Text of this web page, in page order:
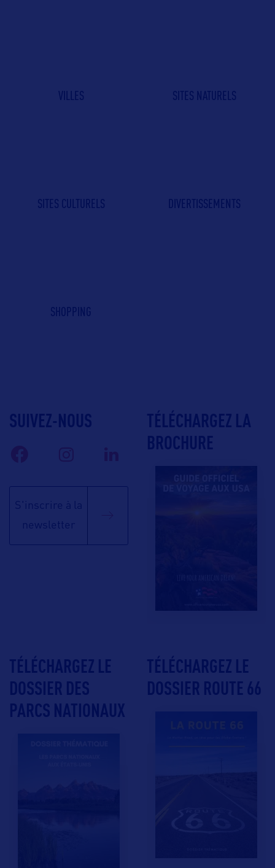
VILLES SITES NATURELS
SITES CULTURELS DIVERTISSEMENTS
SHOPPING
SUIVEZ-NOUS
S'inscrire à la
newsletter
TÉLÉCHARGEZ LA
BROCHURE
TÉLÉCHARGEZ LE
DOSSIER DES
PARCS NATIONAUX
TÉLÉCHARGEZ LE
DOSSIER ROUTE 66